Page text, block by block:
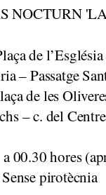
NOCTURN
de
– Passatge
de les
– c. del
00.30 hores
pirotècnia